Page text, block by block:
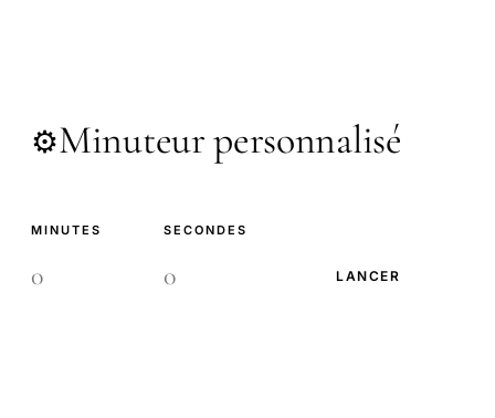
⚙️Minuteur personnalisé
MINUTES SECONDES
LANCER